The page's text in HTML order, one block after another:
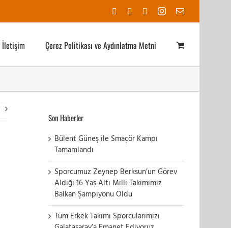
Facebook YouTubeInstagram
E-
İletişim Çerez Politikası ve Aydınlatma Metni
Son Haberler
Bülent Güneş ile Smaçör Kampı
Tamamlandı
Sporcumuz Zeynep Berksun’un Görev
Aldığı 16 Yaş Altı Milli Takımımız
Balkan Şampiyonu Oldu
Tüm Erkek Takımı Sporcularımızı